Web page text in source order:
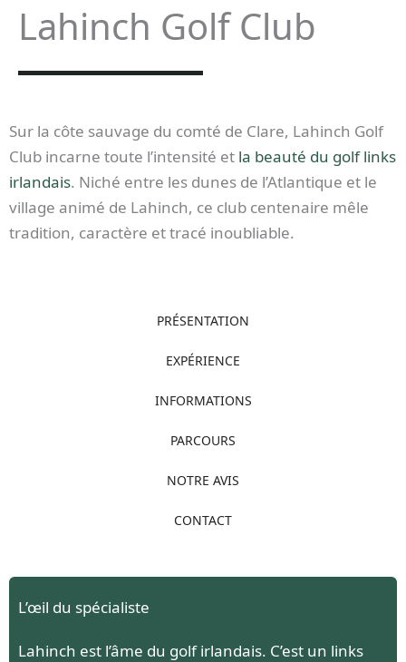
Lahinch Golf Club
Sur la côte sauvage du comté de Clare, Lahinch Golf
Club incarne toute l’intensité et la beauté du golf links
irlandais. Niché entre les dunes de l’Atlantique et le
village animé de Lahinch, ce club centenaire mêle
tradition, caractère et tracé inoubliable.
PRÉSENTATION
EXPÉRIENCE
INFORMATIONS
PARCOURS
NOTRE AVIS
CONTACT
L’œil du spécialiste
Lahinch est l’âme du golf irlandais. C’est un links